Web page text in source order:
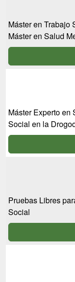
Máster en Trabajo
Máster en Salud
Máster Experto en
Social en la
Pruebas Libres
Social